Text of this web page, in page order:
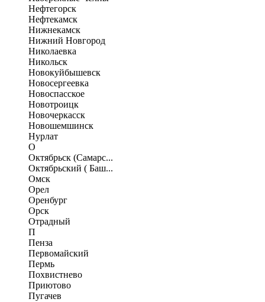
Нефтегорск
Нефтекамск
Нижнекамск
Нижний Новгород
Николаевка
Никольск
Новокуйбышевск
Новосергеевка
Новоспасское
Новотроицк
Новочеркасск
Новошемшинск
Нурлат
О
Октябрьск (Самарс...
Октябрьский ( Баш...
Омск
Орел
Оренбург
Орск
Отрадный
П
Пенза
Первомайский
Пермь
Похвистнево
Приютово
Пугачев